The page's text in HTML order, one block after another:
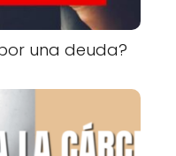
una deuda?